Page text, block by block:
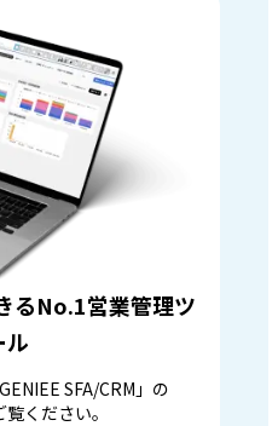
るNo.1営業管理ツ
ル
SFA/CRM」の
ください。